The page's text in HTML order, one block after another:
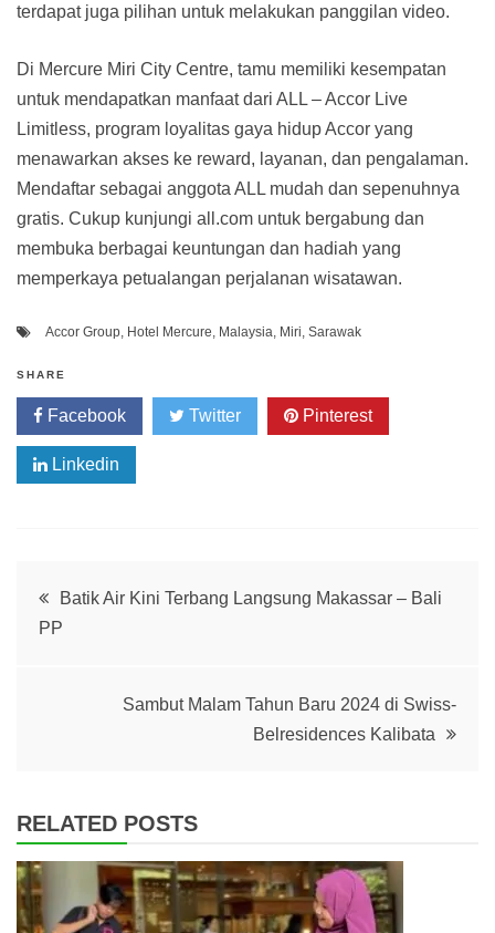
terdapat juga pilihan untuk melakukan panggilan video.
Di Mercure Miri City Centre, tamu memiliki kesempatan
untuk mendapatkan manfaat dari ALL – Accor Live
Limitless, program loyalitas gaya hidup Accor yang
menawarkan akses ke reward, layanan, dan pengalaman.
Mendaftar sebagai anggota ALL mudah dan sepenuhnya
gratis. Cukup kunjungi all.com untuk bergabung dan
membuka berbagai keuntungan dan hadiah yang
memperkaya petualangan perjalanan wisatawan.
Accor Group, Hotel Mercure, Malaysia, Miri, Sarawak
SHARE
Facebook Twitter Pinterest
Linkedin
PostBatik Air Kini Terbang Langsung Makassar – Bali
PP
Sambut Malam Tahun Baru 2024 di Swiss-
Belresidences Kalibata
RELATED POSTS